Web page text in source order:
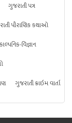
ગુજરાતી પત્ર
પૌરાણિક કથાઓ
વિજ્ઞાન
ગુજરાતી ક્રાઇમ વાર્તા